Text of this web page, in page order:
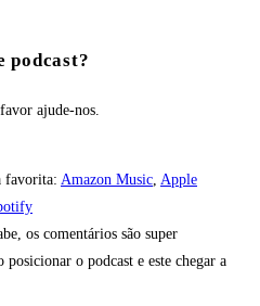
podcast?
ajude-nos.
favorita: Amazon Music, Apple
os comentários são super
o podcast e este chegar a